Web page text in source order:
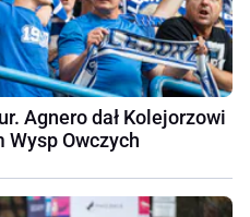
Agnero dał Kolejorzowi
Owczych